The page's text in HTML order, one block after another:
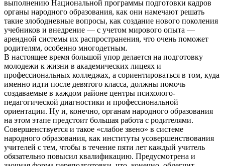
выполнению Национальной программы подготовки кадров
органы народного образования, как они намечают решать
такие злободневные вопросы, как создание нового поколения
учебников и внедрение — с учетом мирового опыта —
арендной системы их распространения, что очень поможет
родителям, особенно многодетным.
В настоящее время большой упор делается на подготовку
молодежи к жизни в академических лицеях и
профессиональных колледжах, а сориентироваться в том, куда
именно идти после девятого класса, должны помочь
создаваемые в каждом районе центры психолого-
педагогической диагностики и профессиональной
ориентации. Ну и, конечно, органам народного образования
на этом этапе предстоит большая работа с родителями.
Совершенствуется и такое «слабое звено» в системе
народного образования, как институты усовершенствования
учителей с тем, чтобы в течение пяти лет каждый учитель
обязательно повысил квалификацию. Предусмотрена и